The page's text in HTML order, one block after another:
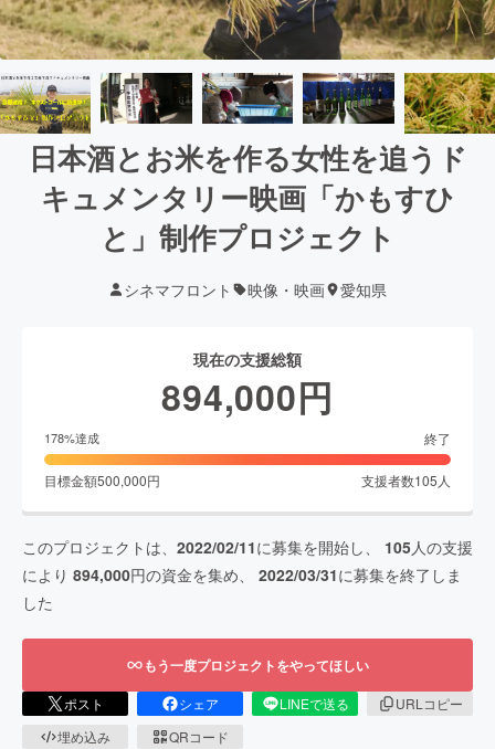
日本酒とお米を作る女性を追うド
キュメンタリー映画「かもすひ
と」制作プロジェクト
シネマフロント 映像・映画 愛知県
現在の支援総額
894,000円
178%達成 終了
目標金額500,000円 支援者数105 人
このプロジェクトは、 2022/02/11に募集を開始し、 105人の支援
により 894,000円の資金を集め、 2022/03/31に募集を終了しま
した
もう一度プロジェクトをやってほしい
ポスト シェア LINEで送る
URLコピー
埋め込み
QRコード